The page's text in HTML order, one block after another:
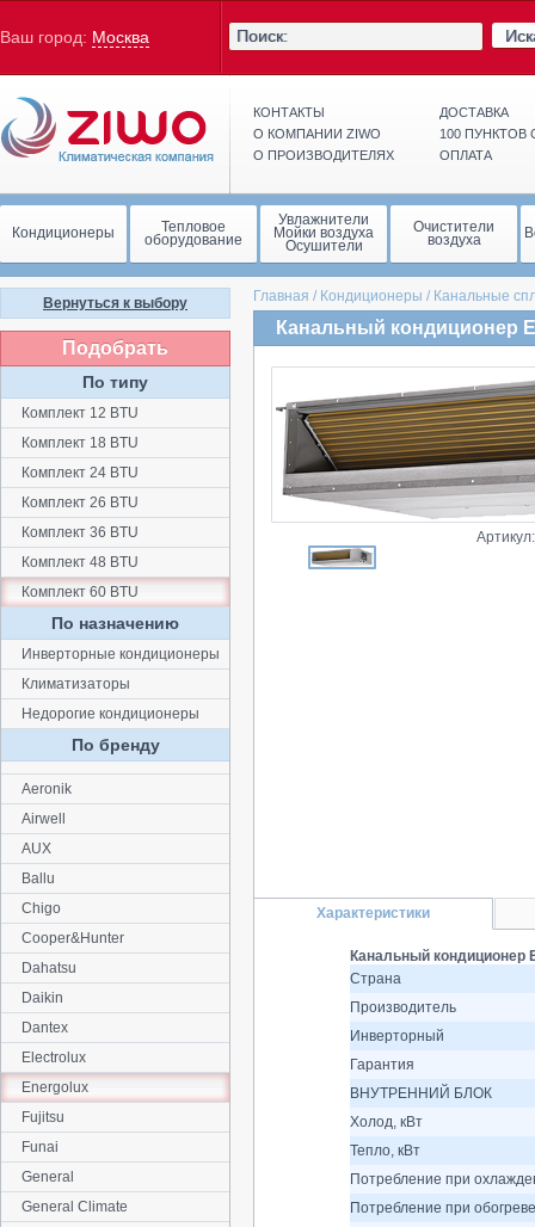
Ваш город: Москва
КОНТАКТЫ
О КОМПАНИИ ZIWO
О ПРОИЗВОДИТЕЛЯХ
ДОСТАВКА
100
ОПЛАТА
Кондиционеры Тепловое
оборудование
Увлажнители
Мойки воздуха
Осушители
Очистители
воздуха
Главная / Кондиционеры / Канальные
Канальный кондиционер
Характеристики
Канальный кондиционер
Страна
Производитель
Инверторный
Гарантия
ВНУТРЕННИЙ БЛОК
Холод, кВт
Тепло, кВт
Потребление при
Потребление при
Вернуться к выбору
Подобрать
По типу
Комплект 12 BTU
Комплект 18 BTU
Комплект 24 BTU
Комплект 26 BTU
Комплект 36 BTU
Комплект 48 BTU
Комплект 60 BTU
По назначению
Инверторные кондиционеры
Климатизаторы
Недорогие кондиционеры
По бренду
Aeronik
Airwell
AUX
Ballu
Chigo
Cooper&Hunter
Dahatsu
Daikin
Dantex
Electrolux
Energolux
Fujitsu
Funai
General
General Climate